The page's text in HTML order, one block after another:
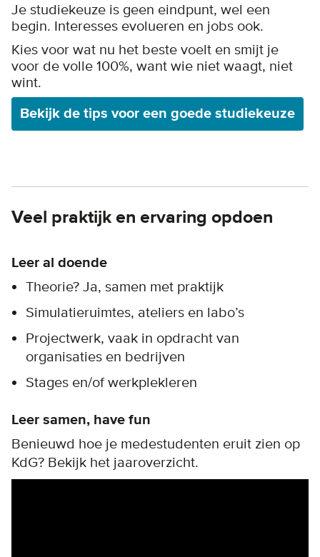
Je studiekeuze is geen eindpunt, wel een
begin. Interesses evolueren en jobs ook.
Kies voor wat nu het beste voelt en smijt je
voor de volle 100%, want wie niet waagt, niet
wint.
Bekijk de tips voor een goede studiekeuze
Veel praktijk en ervaring opdoen
Leer al doende
Theorie? Ja, samen met praktijk
Simulatieruimtes, ateliers en labo’s
Projectwerk, vaak in opdracht van
organisaties en bedrijven
Stages en/of werkplekleren
Leer samen, have fun
Benieuwd hoe je medestudenten eruit zien op
KdG? Bekijk het jaaroverzicht.